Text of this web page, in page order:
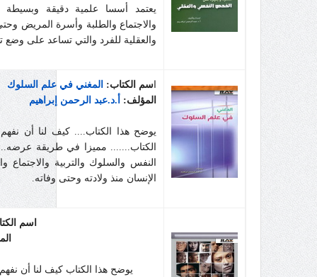
يعتمد أسسا علمية دقيقة وبسيطة
والاجتماع والطلبة وأسرة المريض
والعقلية للفرد والتي تساعد على
سم الكتاب: المغني في علم السلوك
المؤلف: أ.د.عبد الرحمن إبراهيم
يوضح هذا الكتاب.... كيف لنا أن
الكتاب....... مميزا في طريقة
النفس والسلوك والتربية
الإنسان منذ ولادته وحتى وفاته.
اسم
يوضح هذا الكتاب كيف لنا أن